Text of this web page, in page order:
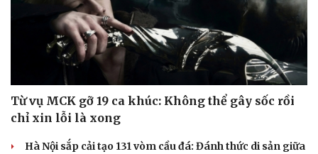
Từ vụ MCK gỡ 19 ca khúc: Không thể gây sốc rồi
chỉ xin lỗi là xong
Hà Nội sắp cải tạo 131 vòm cầu đá: Đánh thức di sản giữa